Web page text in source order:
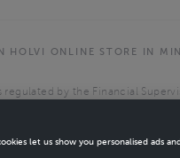
HOLVI ONLINE STORE IN
regulated by the Financial
let us show you personalised ads